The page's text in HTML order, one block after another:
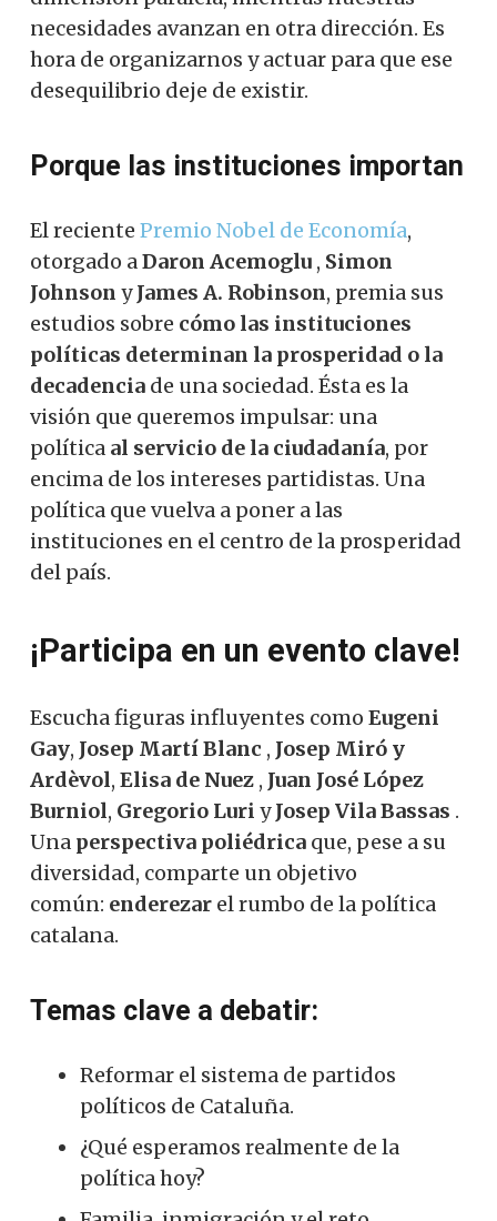
necesidades avanzan en otra dirección. Es
hora de organizarnos y actuar para que ese
desequilibrio deje de existir.
Porque las instituciones importan
El reciente Premio Nobel de Economía,
otorgado a Daron Acemoglu , Simon
Johnson yJames A. Robinson, premia sus
estudios sobre cómo las instituciones
políticas determinan la prosperidad o la
decadencia de una sociedad. Ésta es la
visión que queremos impulsar: una
política al servicio de la ciudadanía, por
encima de los intereses partidistas. Una
política que vuelva a poner a las
instituciones en el centro de la prosperidad
del país.
¡Participa en un evento clave!
Escucha figuras influyentes como Eugeni
Gay, Josep Martí Blanc , Josep Miró y
Ardèvol, Elisa de Nuez , Juan José López
Burniol, Gregorio Luri yJosep Vila Bassas .
Una perspectiva poliédrica que, pese a su
diversidad, comparte un objetivo
común: enderezar el rumbo de la política
catalana.
Temas clave a debatir:
Reformar el sistema de partidos
políticos de Cataluña.
¿Qué esperamos realmente de la
política hoy?